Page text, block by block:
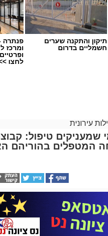
תיקון והתקנה שערים
חשמליים בדרום
פנתרה
ומרכז
לחצו
עירונית
שמעניקים טיפול:
המטפלים בהוריהם